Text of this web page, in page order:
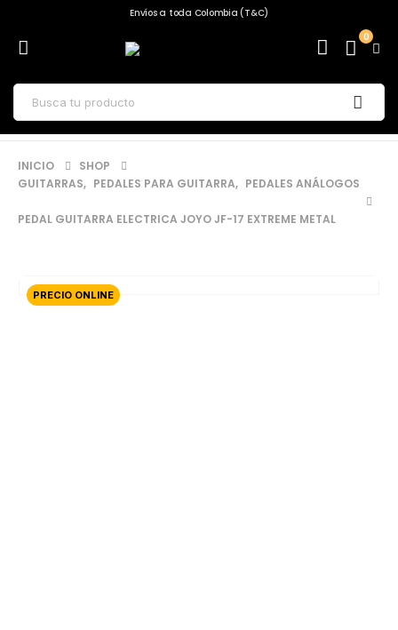
Envíos a toda Colombia (T&C)
0
INICIO
SHOP
GUITARRAS, PEDALES PARA GUITARRA, PEDALES ANÁLOGOS
PEDAL GUITARRA ELECTRICA JOYO JF-17 EXTREME METAL
PRECIO ONLINE